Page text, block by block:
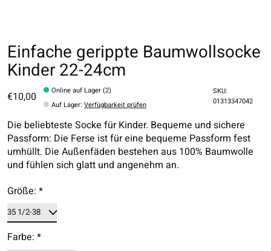
Einfache gerippte Baumwollsocke
Kinder 22-24cm
€10,00
Online auf Lager (2)
Auf Lager:Verfügbarkeit prüfen
SKU:
01313347042
Die beliebteste Socke für Kinder. Bequeme und sichere
Passform: Die Ferse ist für eine bequeme Passform fest
umhüllt. Die Außenfäden bestehen aus 100% Baumwolle
und fühlen sich glatt und angenehm an.
Größe: *
Farbe: *